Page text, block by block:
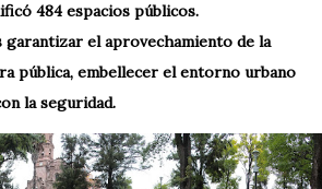
484 espacios públicos.
garantizar el aprovechamiento de la
pública, embellecer el entorno urbano
la seguridad.